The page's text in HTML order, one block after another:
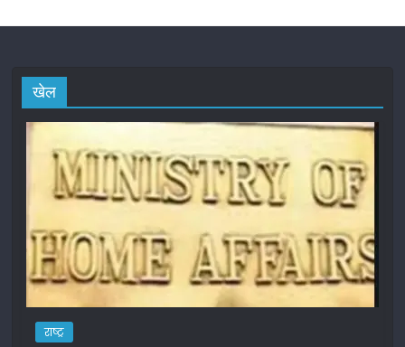
खेल
राष्ट्र